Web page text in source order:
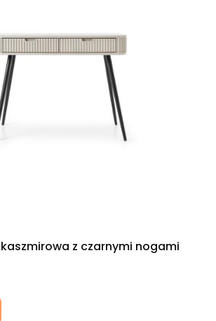
z czarnymi nogami